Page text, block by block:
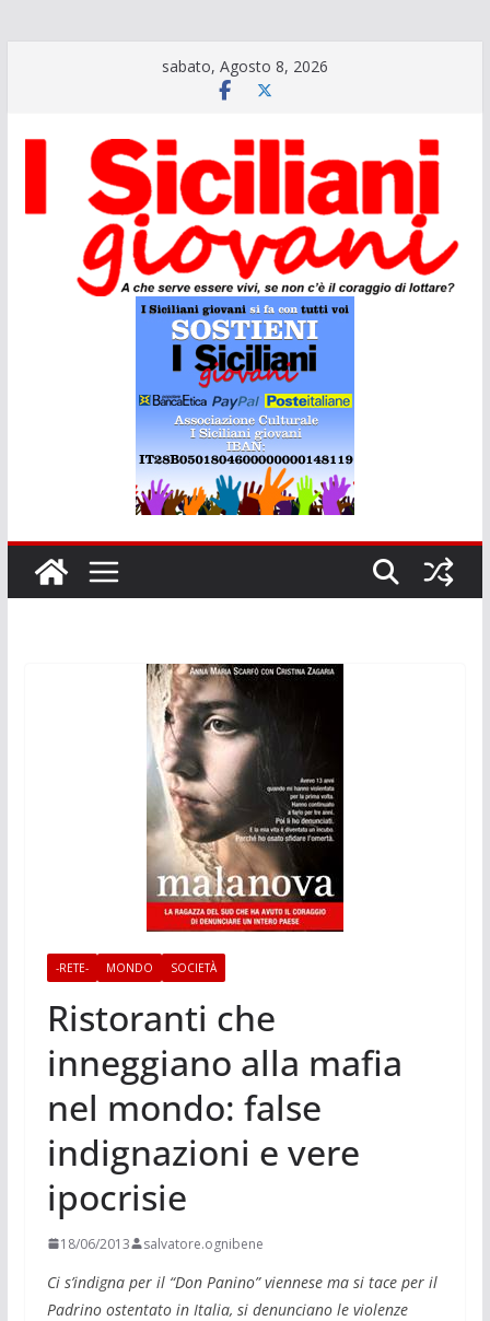
sabato, Agosto 8, 2026
-RETE- MONDO SOCIETÀ
Ristoranti che
inneggiano alla mafia
nel mondo: false
indignazioni e vere
ipocrisie
18/06/2013 salvatore.ognibene
Ci s’indigna per il “Don Panino” viennese ma si tace per il
Padrino ostentato in Italia, si denunciano le violenze